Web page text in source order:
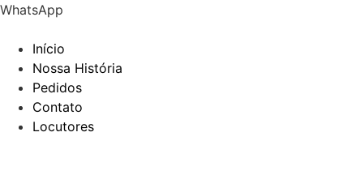
WhatsApp
Início
Nossa História
Pedidos
Contato
Locutores